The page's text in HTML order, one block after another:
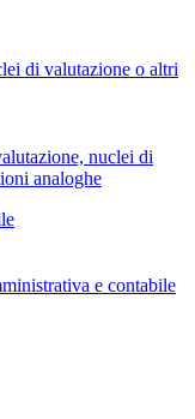
di valutazione o altri
nuclei di
analoghe
e contabile